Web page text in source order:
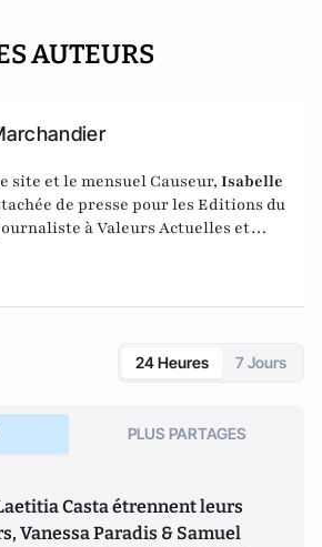
AUTEURS
site et le mensuel Causeur, Isabelle
de presse pour les Editions du
à Valeurs Actuelles et
24 Heures 7 Jours
PLUS PARTAGES
Casta étrennent leurs
Vanessa Paradis & Samuel